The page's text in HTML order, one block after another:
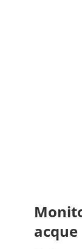
acque